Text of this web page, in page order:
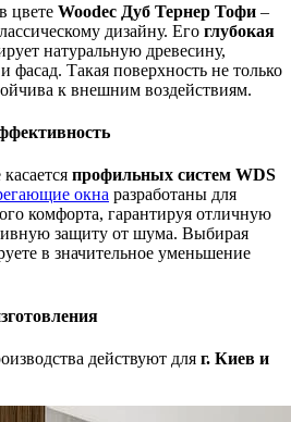
в цвете Woodec Дуб Тернер Тофи –
дизайну. Его глубокая
натуральную древесину,
фасад. Такая поверхность не только
к внешним воздействиям.
профильных систем WDS
окна разработаны для
комфорта, гарантируя отличную
защиту от шума. Выбирая
в значительное уменьшение
действуют для г. Киев и